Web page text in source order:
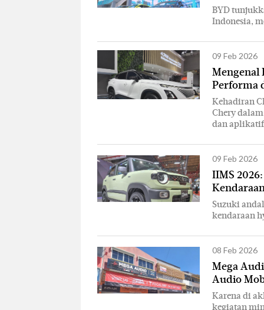
BYD
Indonesia,
09 Feb 2026
Mengenal
Performa
Kehadiran
Chery
dan aplikatif
09 Feb 2026
IIMS
Suzuki
kendaraan
08 Feb 2026
Mega
Audio
Karena di
kegiatan